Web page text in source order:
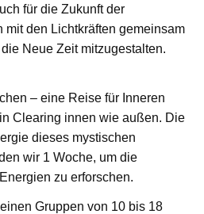
für die Zukunft der
mit den Lichtkräften gemeinsam
Neue Zeit mitzugestalten.
– eine Reise für Inneren
Clearing innen wie außen. Die
dieses mystischen
wir 1 Woche, um die
zu erforschen.
Gruppen von 10 bis 18